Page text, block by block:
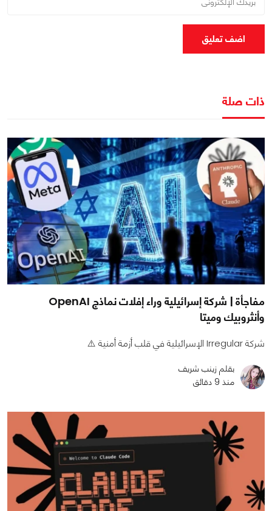
اضف تعليق
ذات صلة
مفاجأة | شركة إسرائيلية وراء إفلات نماذج OpenAI
وأنثروبيك وميتا
شركة Irregular الإسرائيلية في قلب أزمة أمنية ⚠️
بقلم زينب شريف
منذ 9 دقائق